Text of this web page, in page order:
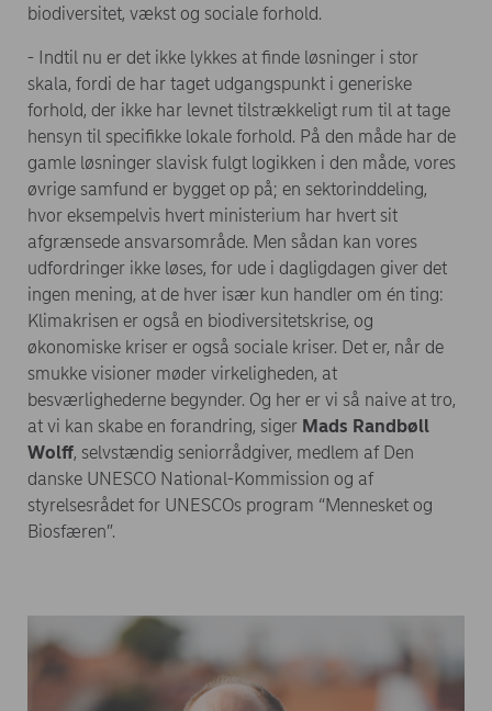
biodiversitet, vækst og sociale forhold.
- Indtil nu er det ikke lykkes at finde løsninger i stor
skala, fordi de har taget udgangspunkt i generiske
forhold, der ikke har levnet tilstrækkeligt rum til at tage
hensyn til specifikke lokale forhold. På den måde har de
gamle løsninger slavisk fulgt logikken i den måde, vores
øvrige samfund er bygget op på; en sektorinddeling,
hvor eksempelvis hvert ministerium har hvert sit
afgrænsede ansvarsområde. Men sådan kan vores
udfordringer ikke løses, for ude i dagligdagen giver det
ingen mening, at de hver især kun handler om én ting:
Klimakrisen er også en biodiversitetskrise, og
økonomiske kriser er også sociale kriser. Det er, når de
smukke visioner møder virkeligheden, at
besværlighederne begynder. Og her er vi så naive at tro,
at vi kan skabe en forandring, siger Mads Randbøll
Wolff, selvstændig seniorrådgiver, medlem af Den
danske UNESCO National-Kommission og af
styrelsesrådet for UNESCOs program “Mennesket og
Biosfæren”.